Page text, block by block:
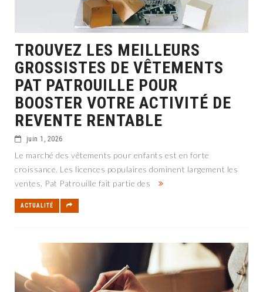
TROUVEZ LES MEILLEURS
GROSSISTES DE VÊTEMENTS
PAT PATROUILLE POUR
BOOSTER VOTRE ACTIVITÉ DE
REVENTE RENTABLE
juin 1, 2026
Le marché des vêtements pour enfants est en forte
croissance. Les licences populaires dominent largement les
ventes. Pat Patrouille fait partie des
ACTUALITÉ